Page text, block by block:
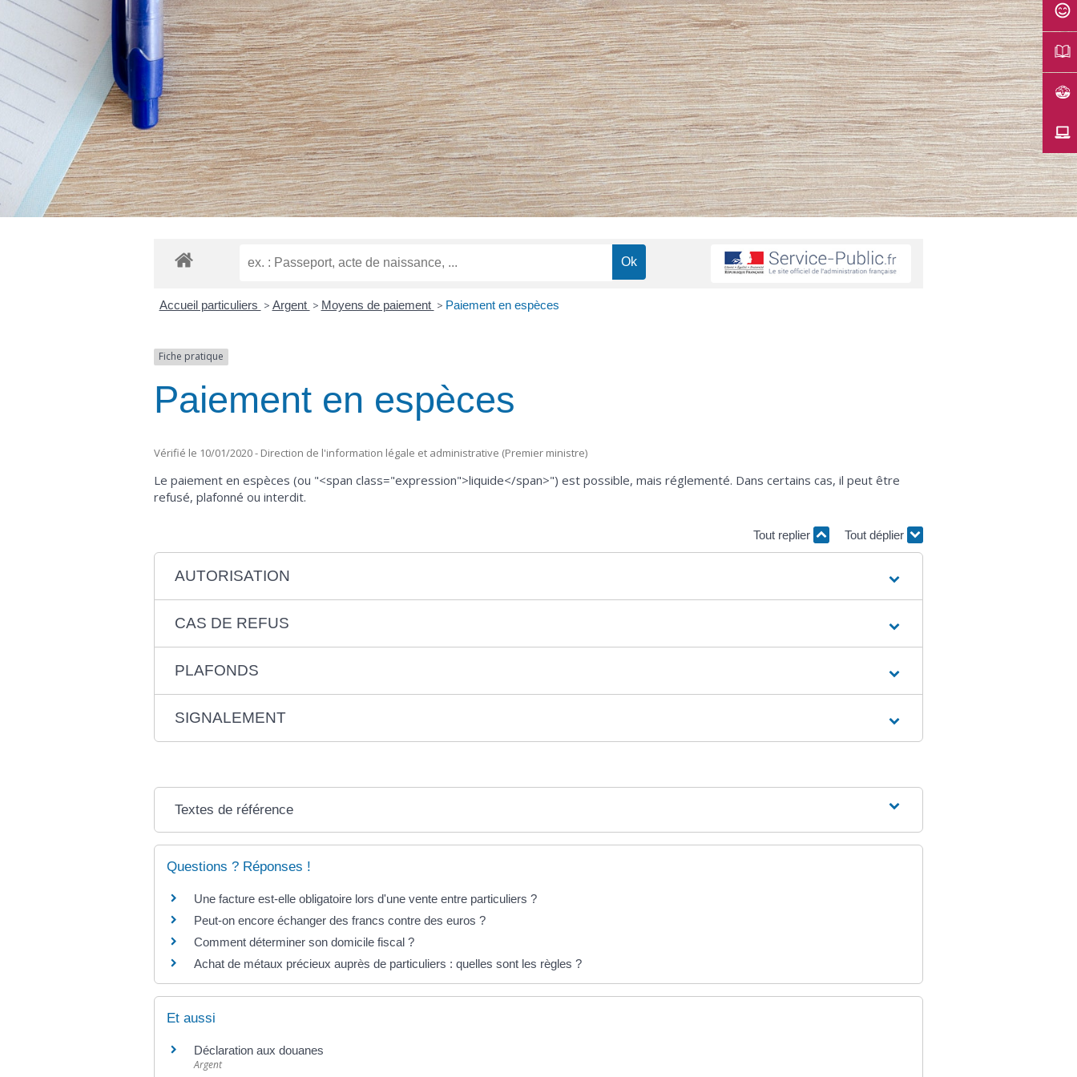
Accueil particuliers > Argent > Moyens de paiement > Paiement en espèces
Fiche pratique
Paiement en espèces
Vérifié le 10/01/2020 - Direction de l'information légale et administrative (Premier ministre)
Le paiement en espèces (ou "<span class="expression">liquide</span>") est possible, mais réglementé. Dans certains cas, il peut être
refusé, plafonné ou interdit.
Tout replier Tout déplier
AUTORISATION
CAS DE REFUS
PLAFONDS
SIGNALEMENT
Textes de référence
Questions ? Réponses !
Une facture est-elle obligatoire lors d'une vente entre particuliers ?
Peut-on encore échanger des francs contre des euros ?
Comment déterminer son domicile fiscal ?
Achat de métaux précieux auprès de particuliers : quelles sont les règles ?
Et aussi
Déclaration aux douanes
Argent